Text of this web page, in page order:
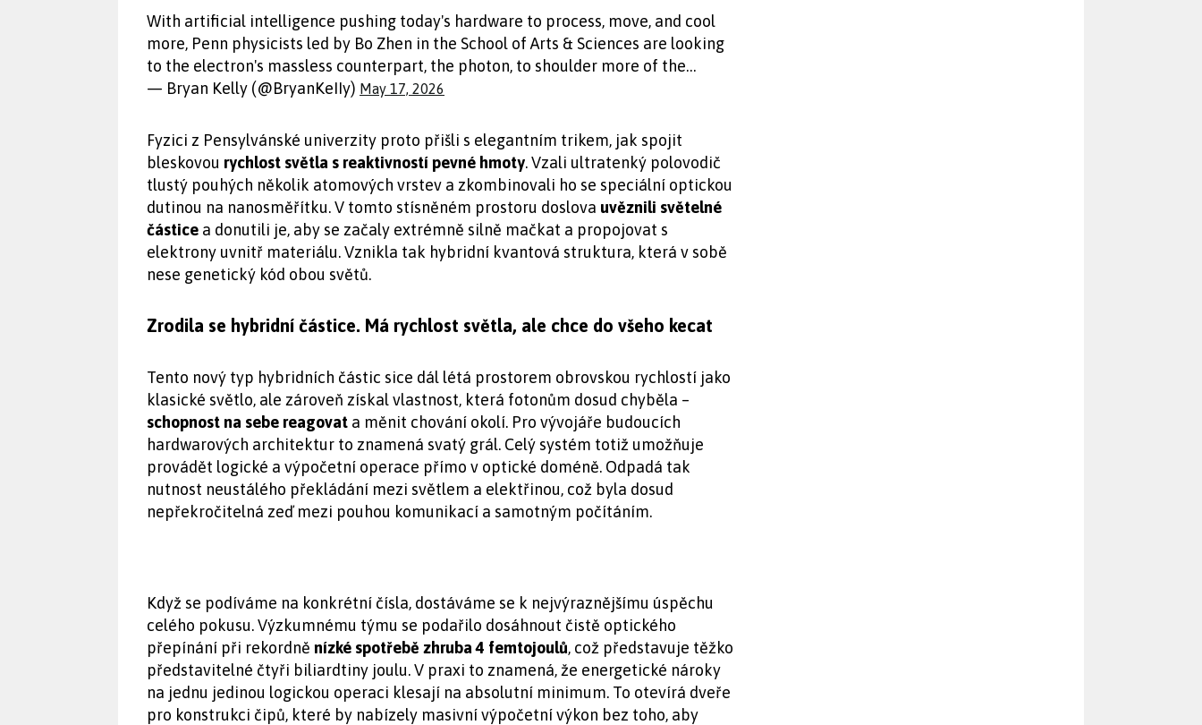
With artificial intelligence pushing today's hardware to process, move, and cool
more, Penn physicists led by Bo Zhen in the School of Arts & Sciences are looking
to the electron's massless counterpart, the photon, to shoulder more of the…
— Bryan Kelly (@BryanKeIIy) May 17, 2026
Fyzici z Pensylvánské univerzity proto přišli s elegantním trikem, jak spojit
bleskovou rychlost světla s reaktivností pevné hmoty. Vzali ultratenký polovodič
tlustý pouhých několik atomových vrstev a zkombinovali ho se speciální optickou
dutinou na nanosměřítku. V tomto stísněném prostoru doslova uvěznili světelné
částice a donutili je, aby se začaly extrémně silně mačkat a propojovat s
elektrony uvnitř materiálu. Vznikla tak hybridní kvantová struktura, která v sobě
nese genetický kód obou světů.
Zrodila se hybridní částice. Má rychlost světla, ale chce do všeho kecat
Tento nový typ hybridních částic sice dál létá prostorem obrovskou rychlostí jako
klasické světlo, ale zároveň získal vlastnost, která fotonům dosud chyběla –
schopnost na sebe reagovat a měnit chování okolí. Pro vývojáře budoucích
hardwarových architektur to znamená svatý grál. Celý systém totiž umožňuje
provádět logické a výpočetní operace přímo v optické doméně. Odpadá tak
nutnost neustálého překládání mezi světlem a elektřinou, což byla dosud
nepřekročitelná zeď mezi pouhou komunikací a samotným počítáním.
Když se podíváme na konkrétní čísla, dostáváme se k nejvýraznějšímu úspěchu
celého pokusu. Výzkumnému týmu se podařilo dosáhnout čistě optického
přepínání při rekordně nízké spotřebě zhruba 4 femtojoulů, což představuje těžko
představitelné čtyři biliardtiny joulu. V praxi to znamená, že energetické nároky
na jednu jedinou logickou operaci klesají na absolutní minimum. To otevírá dveře
pro konstrukci čipů, které by nabízely masivní výpočetní výkon bez toho, aby